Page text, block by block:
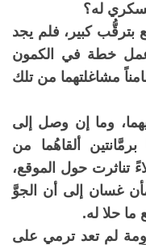
له؟
بترقُّب كبير، فلم يجد
خطة في الكمون
مشاغلتهما من تلك
وما إن وصل إلى
ألقاهُما من
تناثرت حول الموقع،
غسان إلى أن الجوَّ
ما حلا له.
لم تعد ترمي على